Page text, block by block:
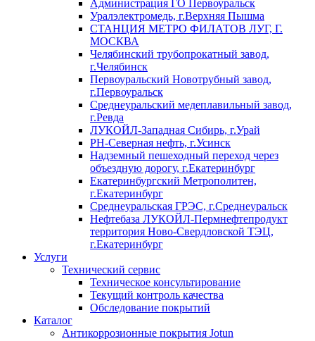
Администрация ГО Первоуральск
Уралэлектромедь, г.Верхняя Пышма
СТАНЦИЯ МЕТРО ФИЛАТОВ ЛУГ, Г.
МОСКВА
Челябинский трубопрокатный завод,
г.Челябинск
Первоуральский Новотрубный завод,
г.Первоуральск
Среднеуральский медеплавильный завод,
г.Ревда
ЛУКОЙЛ-Западная Сибирь, г.Урай
РН-Северная нефть, г.Усинск
Надземный пешеходный переход через
объездную дорогу, г.Екатеринбург
Екатеринбургский Метрополитен,
г.Екатеринбург
Среднеуральская ГРЭС, г.Среднеуральск
Нефтебаза ЛУКОЙЛ-Пермнефтепродукт
территория Ново-Свердловской ТЭЦ,
г.Екатеринбург
Услуги
Технический сервис
Техническое консультирование
Текущий контроль качества
Обследование покрытий
Каталог
Антикоррозионные покрытия Jotun